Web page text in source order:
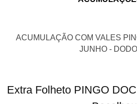
ACUMULAÇÃO COM VALES
JUNHO -
Extra Folheto PINGO